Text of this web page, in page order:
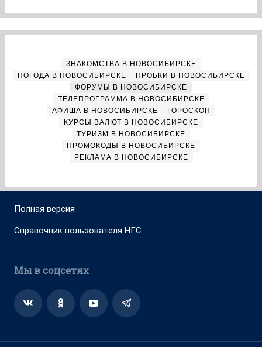
ЗНАКОМСТВА В НОВОСИБИРСКЕ
ПОГОДА В НОВОСИБИРСКЕ
ПРОБКИ В НОВОСИБИРСКЕ
ФОРУМЫ В НОВОСИБИРСКЕ
ТЕЛЕПРОГРАММА В НОВОСИБИРСКЕ
АФИША В НОВОСИБИРСКЕ
ГОРОСКОП
КУРСЫ ВАЛЮТ В НОВОСИБИРСКЕ
ТУРИЗМ В НОВОСИБИРСКЕ
ПРОМОКОДЫ В НОВОСИБИРСКЕ
РЕКЛАМА В НОВОСИБИРСКЕ
Полная версия
Справочник пользователя НГС
Мы в соцсетях